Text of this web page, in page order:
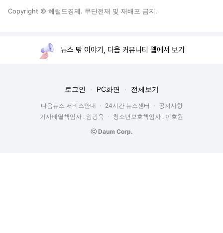
Copyright © 헤럴드경제. 무단전재 및 재배포 금지.
뉴스 밖 이야기, 다음 커뮤니티 웹에서 보기
로그인 PC화면 전체보기
다음뉴스 서비스안내 24시간 뉴스센터
공지사항
기사배열책임자 : 임광욱
청소년보호책임자 : 이호원
ⓒ Daum Corp.